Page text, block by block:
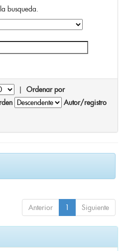
busqueda.
| Ordenar por
Autor/registro
Anterior 1 Siguiente